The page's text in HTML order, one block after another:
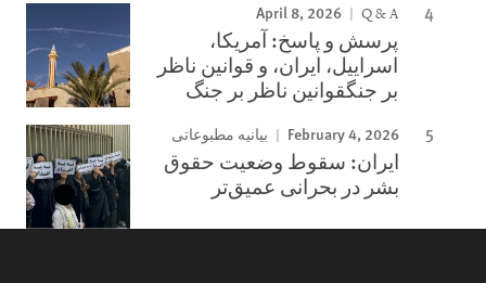
April 8, 2026 Q & A
پرسش و پاسخ: آمریکا،
اسراییل، ایران، و قوانین ناظر
بر جنگقوانین ناظر بر جنگ
February 4, 2026 بیانیه مطبوعاتی
ایران: سقوط وضعیت حقوق
بشر در بحرانی عمیق‌تر